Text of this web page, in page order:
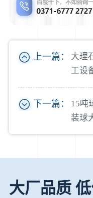
上一篇：
大理
工设
下一篇：
15吨
装球
大厂品质